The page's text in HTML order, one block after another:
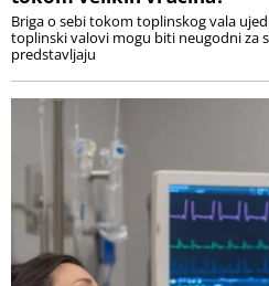
Briga o sebi tokom toplinskog vala
toplinski valovi mogu biti neugodni za
predstavljaju